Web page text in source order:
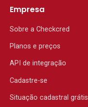
Empresa
Sobre a Checkcred
Planos e preços
API de integração
Cadastre-se
Situação cadastral grátis